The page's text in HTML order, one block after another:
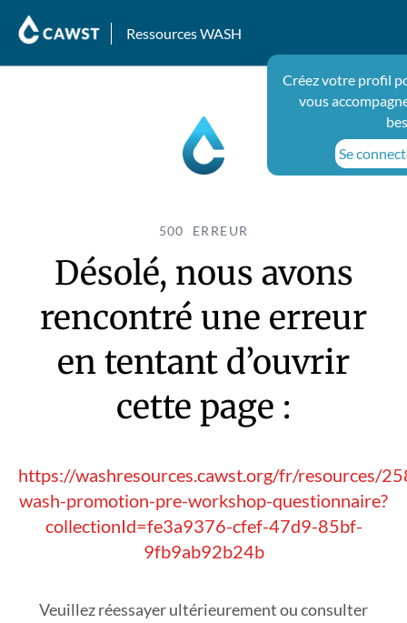
Ressources WASH
Créez votre profil
vous
Se
500 ERREUR
Désolé, nous avons
rencontré une erreur
en tentant d’ouvrir
cette page :
https://washresources.cawst.org/fr/resources/
wash-promotion-pre-workshop-questionnaire?
collectionId=fe3a9376-cfef-47d9-85bf-
9fb9ab92b24b
Veuillez réessayer ultérieurement ou consulter